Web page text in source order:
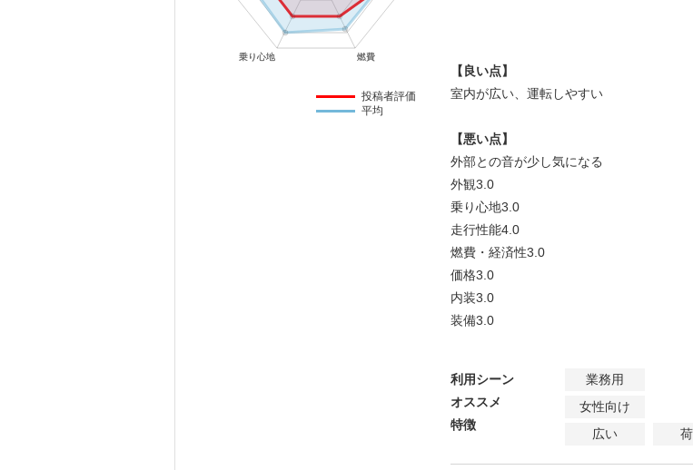
投稿者評価
平均
【良い点】
室内が広い、運転しやすい
【悪い点】
外部との音が少し気になる
外観3.0
乗り心地3.0
走行性能4.0
燃費・経済性3.0
価格3.0
内装3.0
装備3.0
利用シーン
業務用
オススメ
女性向け
特徴
広い